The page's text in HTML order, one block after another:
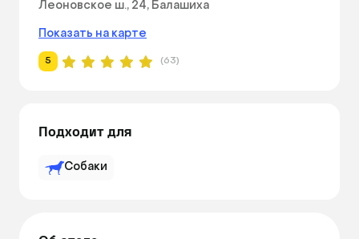
Леоновское ш., 24, Балашиха
Показать на карте
5 (63)
Подходит для
Собаки